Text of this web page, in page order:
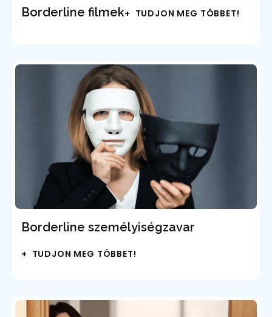
Borderline filmek+ TUDJON MEG TÖBBET!
Borderline személyiségzavar
+ TUDJON MEG TÖBBET!